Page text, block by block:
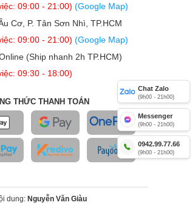
09:00 - 21:00) (Google Map)
Cơ, P. Tân Sơn Nhì, TP.HCM
09:00 - 21:00) (Google Map)
(Ship nhanh 2h TP.HCM)
09:30 - 18:00)
THỨC THANH TOÁN
dung: Nguyễn Văn Giàu
Chat Zalo
(9h00 - 21h00)
Messenger
(9h00 - 21h00)
0942.99.77.66
(9h00 - 21h00)